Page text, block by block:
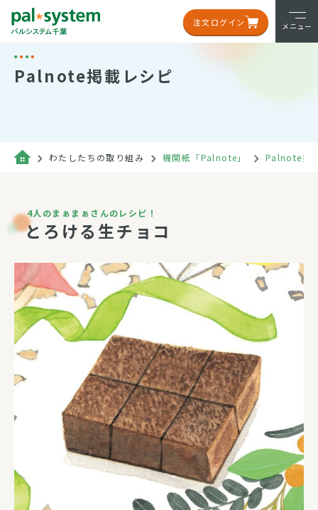
注文ログイン メニュー
Palnote掲載レシピ
わたしたちの取り組み 機関紙「Palnote」 Palnote掲
4人のまぁまぁさんのレシピ！
とろける生チョコ